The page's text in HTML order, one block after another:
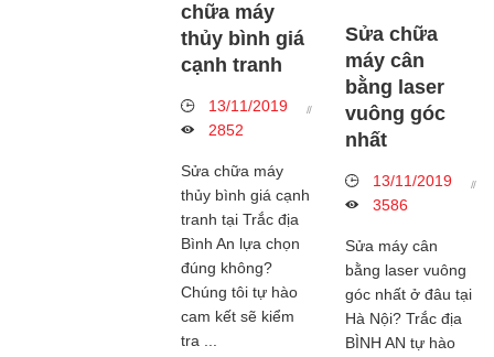
chữa máy
thủy bình giá
cạnh tranh
13/11/2019
2852
Sửa chữa máy
thủy bình giá cạnh
tranh tại Trắc địa
Bình An lựa chọn
đúng không?
Chúng tôi tự hào
cam kết sẽ kiểm
tra ...
Sửa chữa
máy cân
bằng laser
vuông góc
nhất
13/11/2019
3586
Sửa máy cân
bằng laser vuông
góc nhất ở đâu tại
Hà Nội? Trắc địa
BÌNH AN tự hào